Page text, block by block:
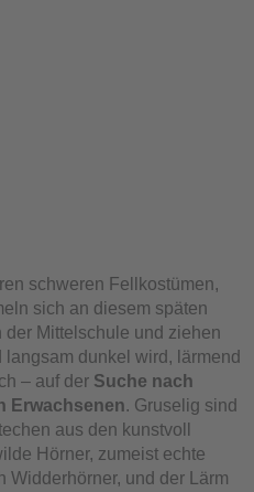
schweren Fellkostümen,
sich an diesem späten
der Mittelschule und ziehen
dunkel wird, lärmend
– auf der Suche nach
Erwachsenen. Gruselig sind
aus den kunstvoll
Hörner, zumeist echte
Widderhörner, und der Lärm